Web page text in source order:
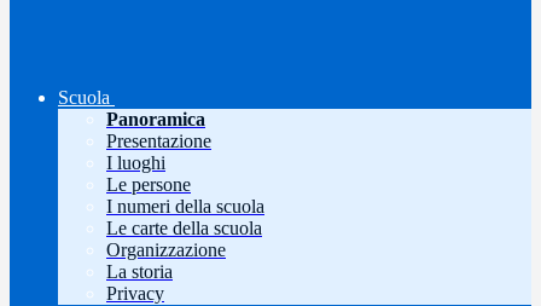
Scuola
Panoramica
Presentazione
I luoghi
Le persone
I numeri della scuola
Le carte della scuola
Organizzazione
La storia
Privacy